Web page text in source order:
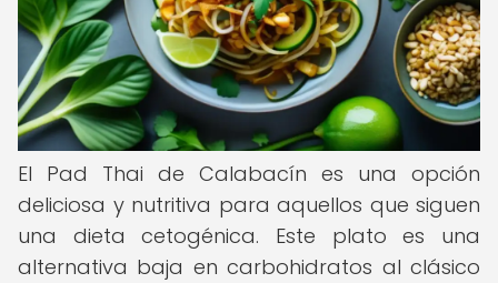
El Pad Thai de Calabacín es una opción
deliciosa y nutritiva para aquellos que siguen
una dieta cetogénica. Este plato es una
alternativa baja en carbohidratos al clásico